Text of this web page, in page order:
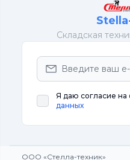
Cкладская
Я даю согласие на
данных
ООО «Стелла-техник»